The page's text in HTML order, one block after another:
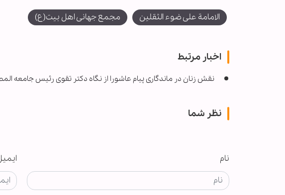
الامامة علی ضوء الثقلین مجمع جهانی اهل بیت(ع)
اخبار مرتبط
نقش زنان در ماندگاری پیام عاشورا از نگاه دکتر تقوی رئیس جامعه
نظر شما
نام